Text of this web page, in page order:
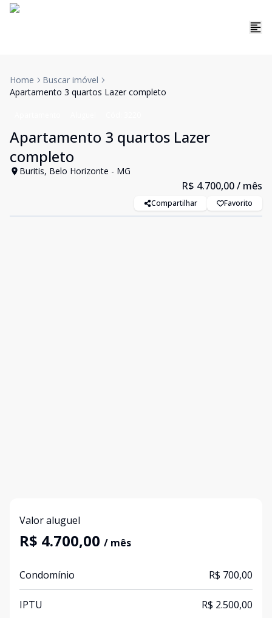
Home
Buscar imóvel
Apartamento 3 quartos Lazer completo
Apartamento 3 quartos Lazer
completo
Buritis, Belo Horizonte - MG
R$ 4.700,00/ mês
Compartilhar Favorito
Valor aluguel
R$ 4.700,00 / mês
Condomínio R$ 700,00
IPTU R$ 2.500,00